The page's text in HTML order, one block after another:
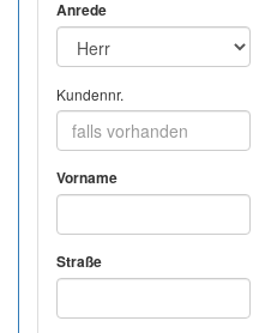
Anrede
Kundennr.
Vorname
Straße